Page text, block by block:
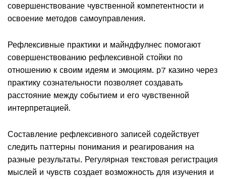
совершенствование чувственной компетентности и
освоение методов самоуправления.
Рефлексивные практики и майндфулнес помогают
совершенствованию рефлексивной стойки по
отношению к своим идеям и эмоциям. р7 казино через
практику сознательности позволяет создавать
расстояние между событием и его чувственной
интерпретацией.
Составление рефлексивного записей содействует
следить паттерны понимания и реагирования на
разные результаты. Регулярная текстовая регистрация
мыслей и чувств создает возможность для изучения и